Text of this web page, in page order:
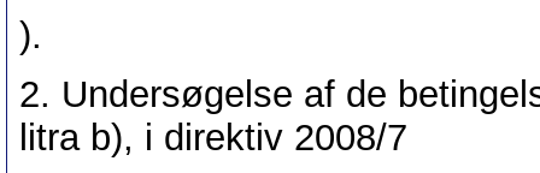
).
2. Undersøgelse af de
litra b), i direktiv 2008/7